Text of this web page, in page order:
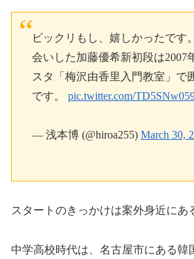
ビックリもし、嬉しかったです
会いした加藤優希新初段は2007
スタ「梅沢由香里入門教室」で
です。 pic.twitter.com/
— 浅本博 (@hiroa255) March 30,
スタートのきっかけは案外身近にあ
中学高校時代は、名古屋市にある韓